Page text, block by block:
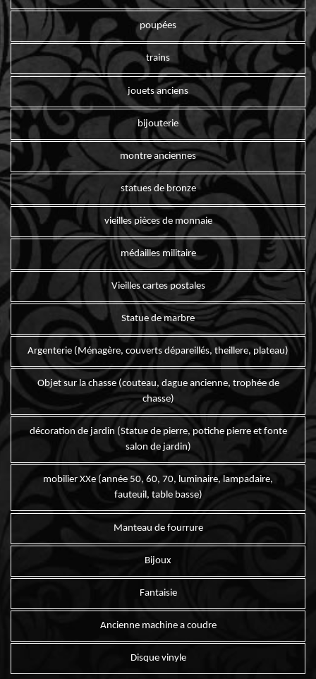
poupées
trains
jouets anciens
bijouterie
montre anciennes
statues de bronze
vieilles pièces de monnaie
médailles militaire
Vieilles cartes postales
Statue de marbre
Argenterie (Ménagère, couverts dépareillés, theillere, plateau)
Objet sur la chasse (couteau, dague ancienne, trophée de
chasse)
décoration de jardin (Statue de pierre, potiche pierre et fonte
salon de jardin)
mobilier XXe (année 50, 60, 70, luminaire, lampadaire,
fauteuil, table basse)
Manteau de fourrure
Bijoux
Fantaisie
Ancienne machine a coudre
Disque vinyle